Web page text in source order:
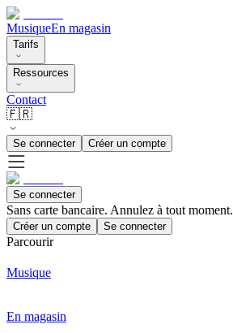
MusiqueEn magasin
Tarifs
Ressources
Contact
🇫🇷
Se connecter Créer un compte
Se connecter
Sans carte bancaire. Annulez à tout moment.
Créer un compte Se connecter
Parcourir
Musique
En magasin